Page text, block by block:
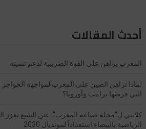
أحدث المقالات
المغرب يراهن على القوة الضريبية لدعم تنميته
لماذا تراهن الصين على المغرب لمواجهة الحواجز
التي فرضها ترامب وأوروبا؟
كلايبي ل”مجلة صناعة المغرب”: عين السبع تعزز
الرياضية بالبيضاء استعداداً لمونديال 2030